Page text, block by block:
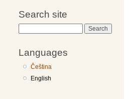
Search site
Languages
Čeština
English